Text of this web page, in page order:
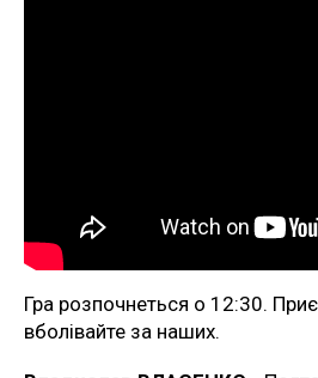
Гра розпочнеться о 12:30.
вболівайте за наших.